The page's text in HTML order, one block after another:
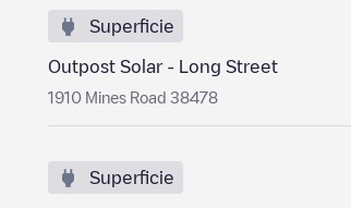
Superficie
Outpost Solar - Long Street
1910 Mines Road 38478
Superficie